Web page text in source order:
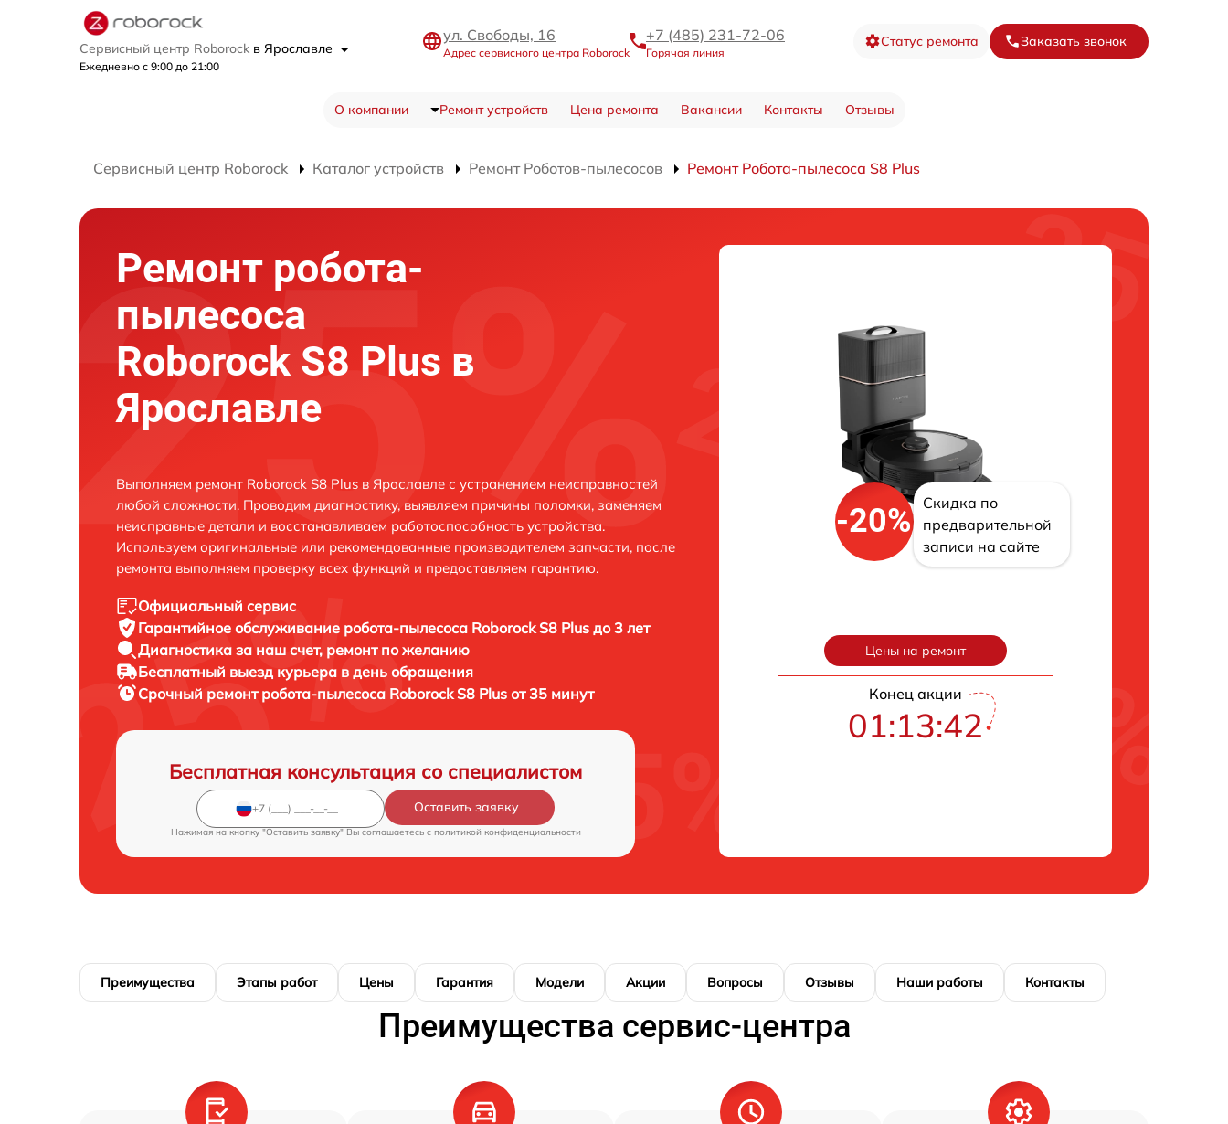
Сервисный центр Roborock в Ярославле
Ежедневно с 9:00 до 21:00
ул. Свободы, 16
Адрес сервисного центра Roborock
+7 (485) 231-72-06
Горячая линия
Статус ремонта Заказать звонок
О компании Ремонт устройств Цена ремонта Вакансии Контакты Отзывы
Сервисный центр Roborock Каталог устройств Ремонт Роботов-пылесосов Ремонт Робота-пылесоса S8 Plus
Ремонт робота-
пылесоса
Roborock S8 Plus в
Ярославле
Выполняем ремонт Roborock S8 Plus в Ярославле с устранением неисправностей
любой сложности. Проводим диагностику, выявляем причины поломки, заменяем
неисправные детали и восстанавливаем работоспособность устройства.
Используем оригинальные или рекомендованные производителем запчасти, после
ремонта выполняем проверку всех функций и предоставляем гарантию.
Официальный сервис
Гарантийное обслуживание робота-пылесоса Roborock S8 Plus до 3 лет
Диагностика за наш счет, ремонт по желанию
Бесплатный выезд курьера в день обращения
Срочный ремонт робота-пылесоса Roborock S8 Plus от 35 минут
Бесплатная консультация со специалистом
Оставить заявку
Нажимая на кнопку "Оставить заявку" Вы соглашаетесь c политикой конфиденциальности
-20%
Скидка по
предварительной
записи на сайте
Цены на ремонт
Конец акции
01:13:41
Преимущества Этапы работ Цены Гарантия Модели Акции Вопросы Отзывы Наши работы Контакты
Преимущества сервис-центра